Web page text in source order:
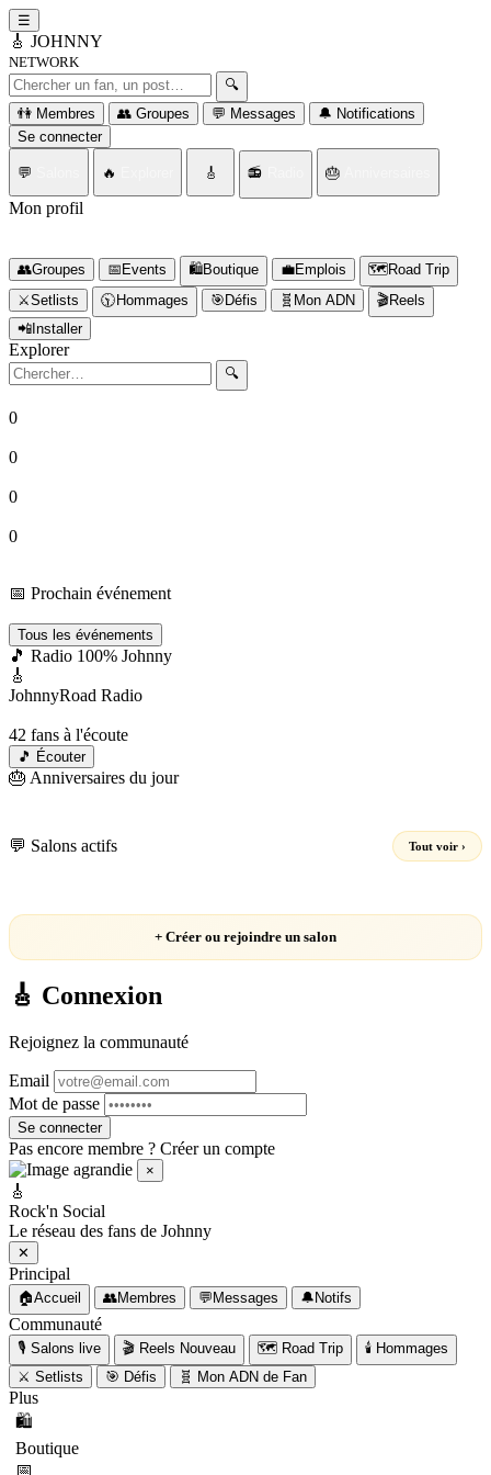
☰
🎸 JOHNNY
NETWORK
Rechercher un fan ou un post
🔍
👫 Membres
👥 Groupes 💬 Messages
🔔 Notifications
Se connecter
💬 🔥 🎸 📻 🎂
Mon profil
👥Groupes 📅Events 🛍️Boutique 💼Emplois 🗺️Road Trip
⚔️Setlists 🕥️Hommages 🎯Défis 🧬 Mon ADN 🎬Reels
📲Installer
Explorer
Rechercher
🔍
0
0
0
0
📅 Prochain événement
Tous les événements
🎵 Radio 100% Johnny
🎸
JohnnyRoad Radio
42 fans à l'écoute
🎵 Écouter
🎂 Anniversaires du jour
💬 Salons actifs Tout voir ›
+ Créer ou rejoindre un salon
🎸 Connexion
Rejoignez la communauté
Email
Mot de passe
Se connecter
Pas encore membre ? Créer un compte
×
🎸 Messages
Rechercher un fan
💬
🎸
Rock'n Social
Le réseau des fans de Johnny
✕
Principal
🏠Accueil 👥Membres 💬 Messages 🔔 Notifs
Communauté
🎙️ Salons live 🎬 Reels Nouveau 🗺️ Road Trip 🕯️ Hommages
⚔️ Setlists 🎯 Défis 🧬 Mon ADN de Fan
Plus
🛍️
Boutique
📅